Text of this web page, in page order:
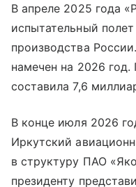
В апреле 2025 года
испытательный
производства
намечен на 2026
составила 7,6
В конце июля 2026
Иркутский
в структуру ПАО
президенту